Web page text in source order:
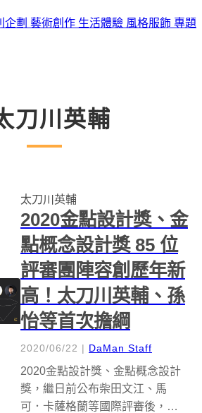
企劃 藝術創作 生活體驗 風格服飾 專題
刀川英輔
太刀川英輔
2020金點設計獎、金
點概念設計獎 85 位
評審團陣容創歷年新
高！太刀川英輔、孫
怡等首次擔綱
2020/06/22 | DaMan Staff
2020金點設計獎、金點概念設計
獎，繼日前公布柴田文江、馬
可．卡薩格蘭等國際評審後，完